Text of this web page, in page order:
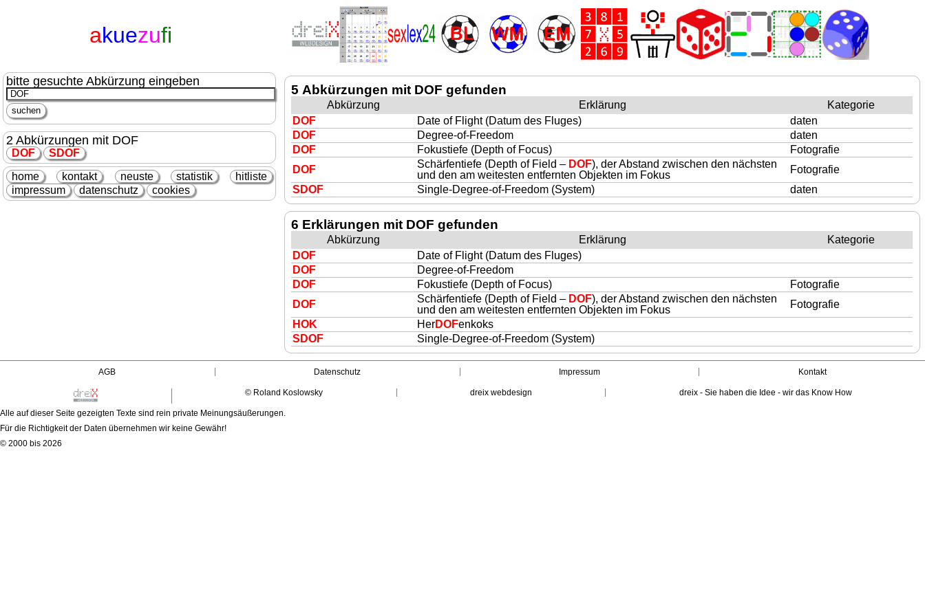
akuezufi
bitte gesuchte Abkürzung eingeben
2 Abkürzungen mit DOF
DOF S DOF
home kontakt neuste statistik
hitliste
impressum
datenschutz cookies
5 Abkürzungen mit DOF gefunden
Abkürzung Erklärung
Kategorie
DOF
Date of Flight (Datum des Fluges)
daten
DOF
Degree-of-Freedom
daten
DOF
Fokustiefe (Depth of Focus)
Fotografie
DOF
Schärfentiefe (Depth of Field – DOF), der Abstand zwischen den nächsten
und den am weitesten entfernten Objekten im Fokus
Fotografie
S DOF Single-Degree-of-Freedom (System) daten
6 Erklärungen mit DOF gefunden
Abkürzung Erklärung
Kategorie
DOF
Date of Flight (Datum des Fluges)
DOF
Degree-of-Freedom
DOF
Fokustiefe (Depth of Focus)
Fotografie
DOF
Schärfentiefe (Depth of Field – DOF), der Abstand zwischen den nächsten
und den am weitesten entfernten Objekten im Fokus
Fotografie
HOK
HerDOFenkoks
S DOF Single-Degree-of-Freedom (System)
AGB Datenschutz Impressum Kontakt
© Roland Koslowsky dreix webdesign dreix - Sie haben die Idee - wir das Know How
Alle auf dieser Seite gezeigten Texte sind rein private Meinungsäußerungen.
Für die Richtigkeit der Daten übernehmen wir keine Gewähr!
© 2000 bis 2026